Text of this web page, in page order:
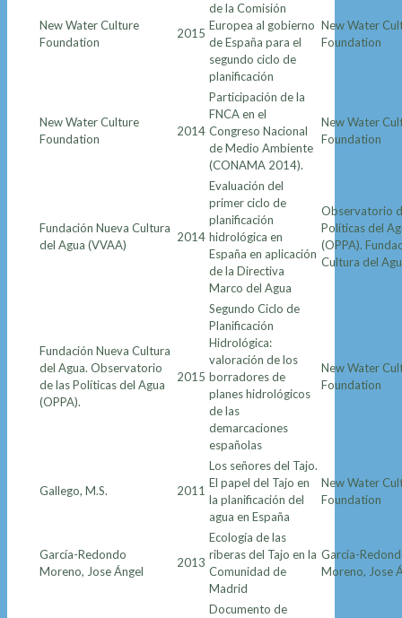
New Water Culture
Foundation
2015
de la Comisión
Europea al gobierno
de España para el
segundo ciclo de
planificación
New Water
Foundation
New Water Culture
Foundation
2014
Participación de la
FNCA en el
Congreso Nacional
de Medio Ambiente
(CONAMA 2014).
New Water
Foundation
Fundación Nueva Cultura
del Agua (VVAA)
2014
Evaluación del
primer ciclo de
planificación
hidrológica en
España en aplicación
de la Directiva
Marco del Agua
Observatorio
Políticas del
(OPPA).
Cultura del
Fundación Nueva Cultura
del Agua. Observatorio
de las Políticas del Agua
(OPPA).
2015
Segundo Ciclo de
Planificación
Hidrológica:
valoración de los
borradores de
planes hidrológicos
de las
demarcaciones
españolas
New Water
Foundation
Gallego, M.S. 2011
Los señores del Tajo.
El papel del Tajo en
la planificación del
agua en España
New Water
Foundation
García-Redondo
Moreno, Jose Ángel
2013
Ecología de las
riberas del Tajo en la
Comunidad de
Madrid
García-
Moreno, Jose
Documento de